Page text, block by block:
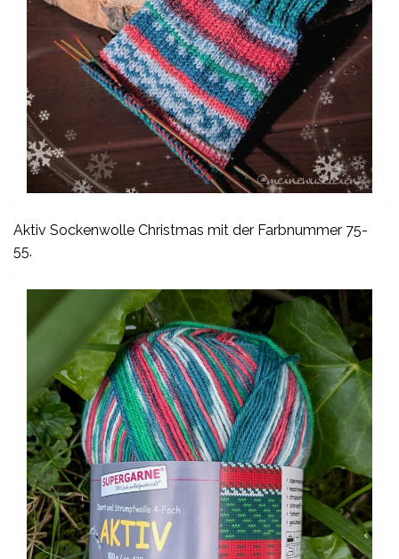
Aktiv Sockenwolle Christmas mit der Farbnummer 75-
55.